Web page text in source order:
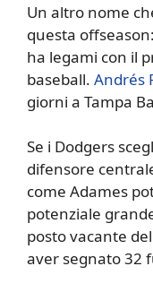
Un altro nome
questa
ha legami con il
baseball. Andrés
giorni a Tampa
Se i Dodgers
difensore
come Adames
potenziale
posto vacante
aver segnato 32